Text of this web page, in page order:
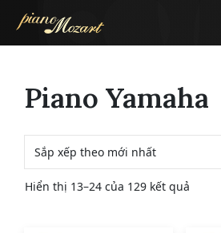
content
Piano Yamaha
Hiển thị 13–24 của 129 kết quả